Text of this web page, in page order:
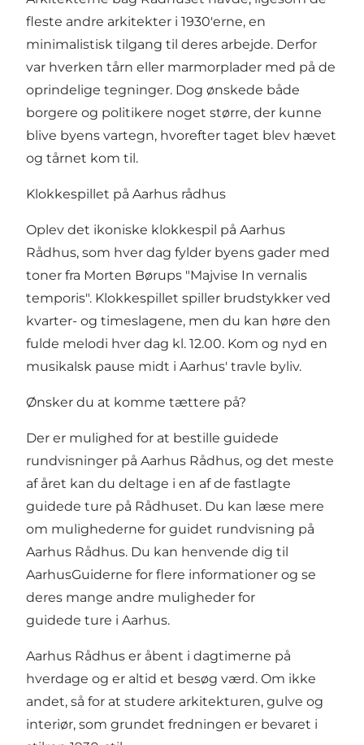
fleste andre arkitekter i 1930'erne, en
minimalistisk tilgang til deres arbejde. Derfor
var hverken tårn eller marmorplader med på de
oprindelige tegninger. Dog ønskede både
borgere og politikere noget større, der kunne
blive byens vartegn, hvorefter taget blev hævet
og tårnet kom til.
Klokkespillet på Aarhus rådhus
Oplev det ikoniske klokkespil på Aarhus
Rådhus, som hver dag fylder byens gader med
toner fra Morten Børups "Majvise In vernalis
temporis". Klokkespillet spiller brudstykker ved
kvarter- og timeslagene, men du kan høre den
fulde melodi hver dag kl. 12.00. Kom og nyd en
musikalsk pause midt i Aarhus' travle byliv.
Ønsker du at komme tættere på?
Der er mulighed for at bestille guidede
rundvisninger på Aarhus Rådhus, og det meste
af året kan du deltage i en af de fastlagte
guidede ture på Rådhuset. Du kan læse mere
om mulighederne for guidet rundvisning på
Aarhus Rådhus. Du kan henvende dig til
AarhusGuiderne for flere informationer og se
deres mange andre muligheder for
guidede ture i Aarhus.
Aarhus Rådhus er åbent i dagtimerne på
hverdage og er altid et besøg værd. Om ikke
andet, så for at studere arkitekturen, gulve og
interiør, som grundet fredningen er bevaret i